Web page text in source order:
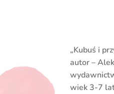
„Kubuś i
autor –
wiek 3-7